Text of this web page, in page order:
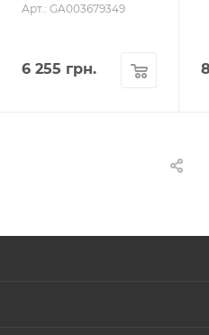
Арт.: GA003679349
6 255 грн.